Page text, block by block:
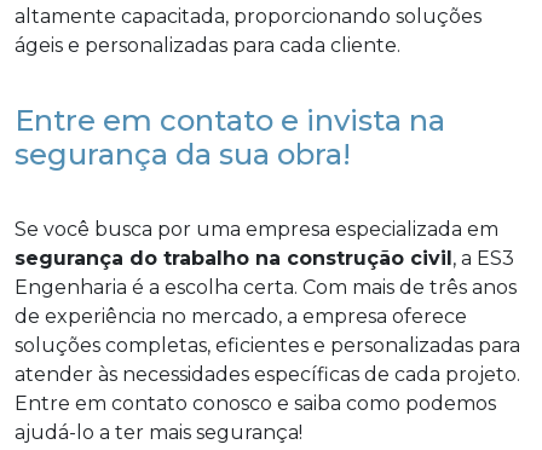
altamente capacitada, proporcionando soluções
ágeis e personalizadas para cada cliente.
Entre em contato e invista na
segurança da sua obra!
Se você busca por uma empresa especializada em
segurança do trabalho na construção civil, a ES3
Engenharia é a escolha certa. Com mais de três anos
de experiência no mercado, a empresa oferece
soluções completas, eficientes e personalizadas para
atender às necessidades específicas de cada projeto.
Entre em contato conosco e saiba como podemos
ajudá-lo a ter mais segurança!